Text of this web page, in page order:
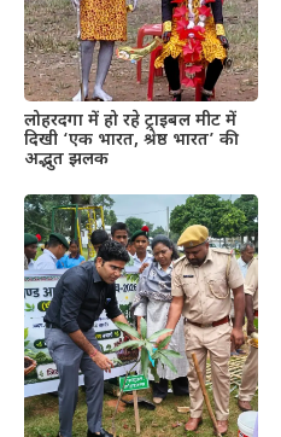
लोहरदगा में हो रहे ट्राइबल मीट में
दिखी ‘एक भारत, श्रेष्ठ भारत’ की
अद्भुत झलक